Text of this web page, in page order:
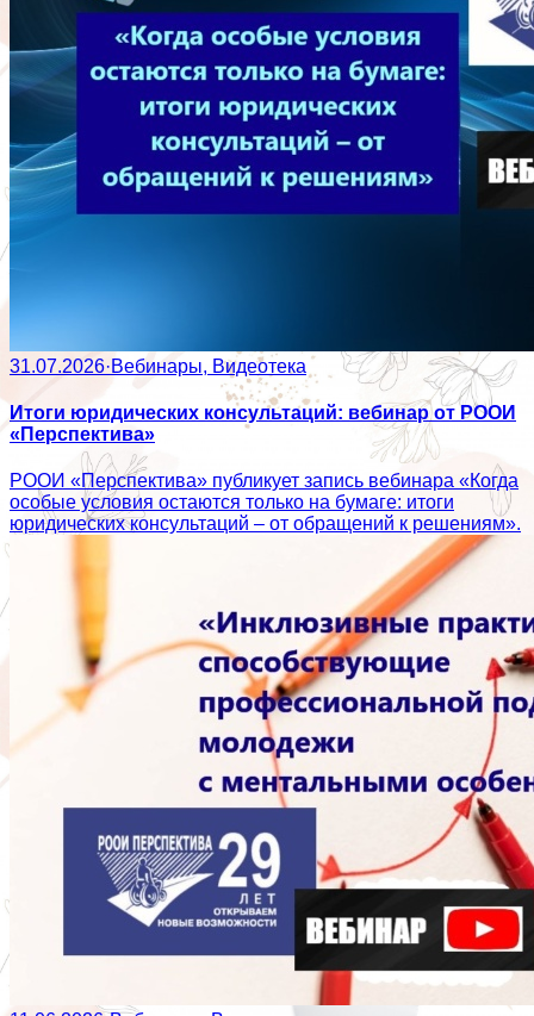
31.07.2026·Вебинары, Видеотека
Итоги юридических консультаций: вебинар от РООИ
«Перспектива»
РООИ «Перспектива» публикует запись вебинара «Когда
особые условия остаются только на бумаге: итоги
юридических консультаций – от обращений к решениям».